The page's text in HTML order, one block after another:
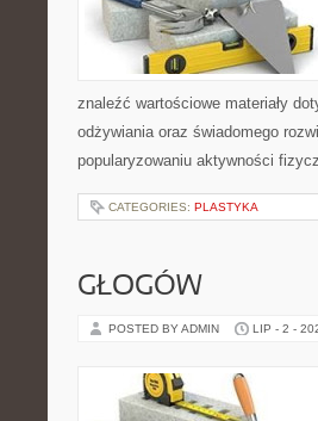
znaleźć wartościowe materiały
odżywiania oraz świadomego
popularyzowaniu aktywności
CATEGORIES: PLASTYKA
GŁOGÓW
POSTED BY ADMIN LIP - 2 -